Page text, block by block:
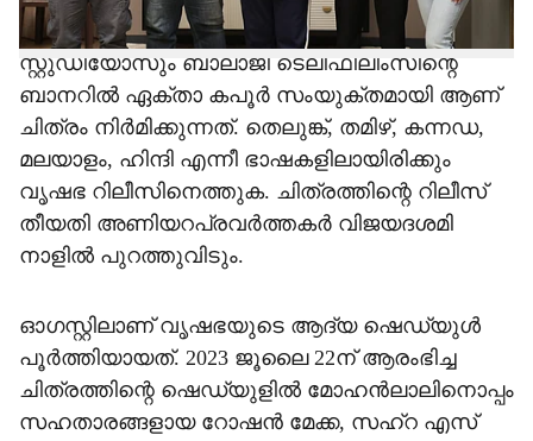
എത്തിയിരുന്നു. കണക്ട് മീഡിയയും എവിഎസ്
സ്റ്റുഡിയോസും ബാലാജി ടെലിഫിലിംസിന്റെ
ബാനറില്‍ ഏക്താ കപൂര്‍ സംയുക്തമായി ആണ്
ചിത്രം നിര്‍മിക്കുന്നത്. തെലുങ്ക്, തമിഴ്, കന്നഡ,
മലയാളം, ഹിന്ദി എന്നീ ഭാഷകളിലായിരിക്കും
വൃഷഭ റിലീസിനെത്തുക. ചിത്രത്തിന്റെ റിലീസ്
തീയതി അണിയറപ്രവർത്തകർ വിജയദശമി
നാളിൽ പുറത്തുവിടും.
ഓഗസ്റ്റിലാണ് വൃഷഭയുടെ ആദ്യ ഷെഡ്യുൾ
പൂർത്തിയായത്. 2023 ജൂലൈ 22ന് ആരംഭിച്ച
ചിത്രത്തിന്റെ ഷെഡ്യുളിൽ മോഹൻലാലിനൊപ്പം
സഹതാരങ്ങളായ റോഷൻ മേക്ക, സഹ്‌റ എസ്